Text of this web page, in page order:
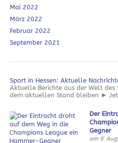
Mai 2022
März 2022
Februar 2022
September 2021
Sport in Hessen: Aktuelle
Aktuelle Berichte aus der Welt des
dem aktuellen Stand bleiben ►
Der
Gegner
am 9.